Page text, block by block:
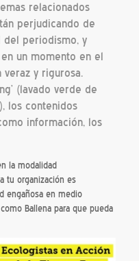
relacionados
perjudicando de
periodismo, y
un momento en el
y rigurosa.
(lavado verde de
los contenidos
información, los
la modalidad
tu organización es
engañosa en medio
Ballena para que pueda